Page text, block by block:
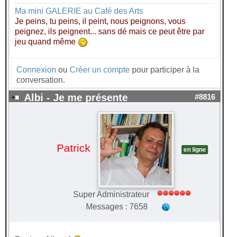
Ma mini GALERIE au Café des Arts
Je peins, tu peins, il peint, nous peignons, vous
peignez, ils peignent... sans dé mais ce peut être par
jeu quand même
Connexion ou Créer un compte pour participer à la
conversation.
Albi - Je me présente #8816
Patrick en ligne
Super Administrateur
Messages : 7658